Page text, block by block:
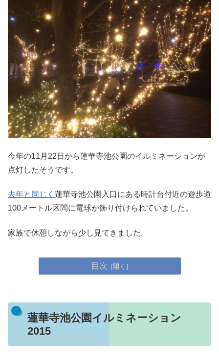
今年の11月22日から蓮華寺池公園のイルミネーションが
点灯したそうです。
去年と同じく 蓮華寺池公園入口にある時計台付近の遊歩道
100メートル区間に電球が飾り付けられていました。
家族で休憩しながら少し見てきました。
目次
蓮華寺池公園イルミネーション
2015